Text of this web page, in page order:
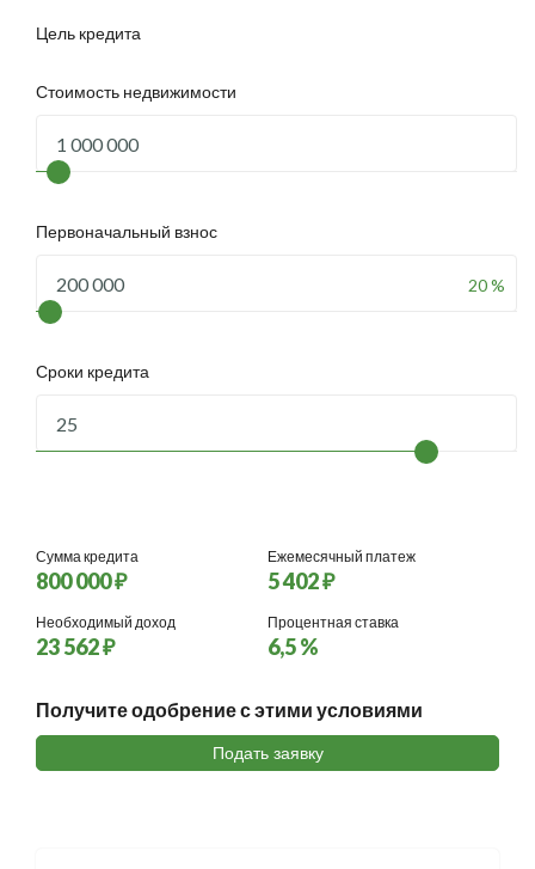
Цель кредита
Стоимость недвижимости
Первоначальный взнос
20 %
Сроки кредита
Сумма кредита
800 000 ₽
Ежемесячный платеж
5 402 ₽
Необходимый доход
23 562 ₽
Процентная ставка
6,5 %
Получите одобрение с этими условиями
Подать заявку